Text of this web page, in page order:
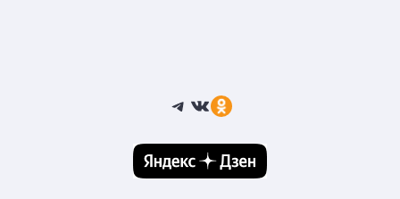
Telegram
ВКонтакте
Ссылка